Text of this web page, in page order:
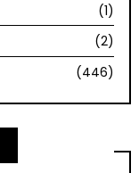
(1)
(2)
(446)